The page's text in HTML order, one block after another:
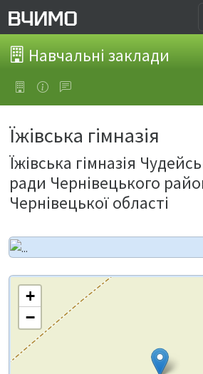
Навчальні заклади
Їжівська гімназія
Їжівська гімназія
ради Чернівецького
Чернівецької області
+
−